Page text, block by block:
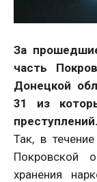
За
часть
Донецкой
31 из
преступлений.
Так, в
Покровской
хранения